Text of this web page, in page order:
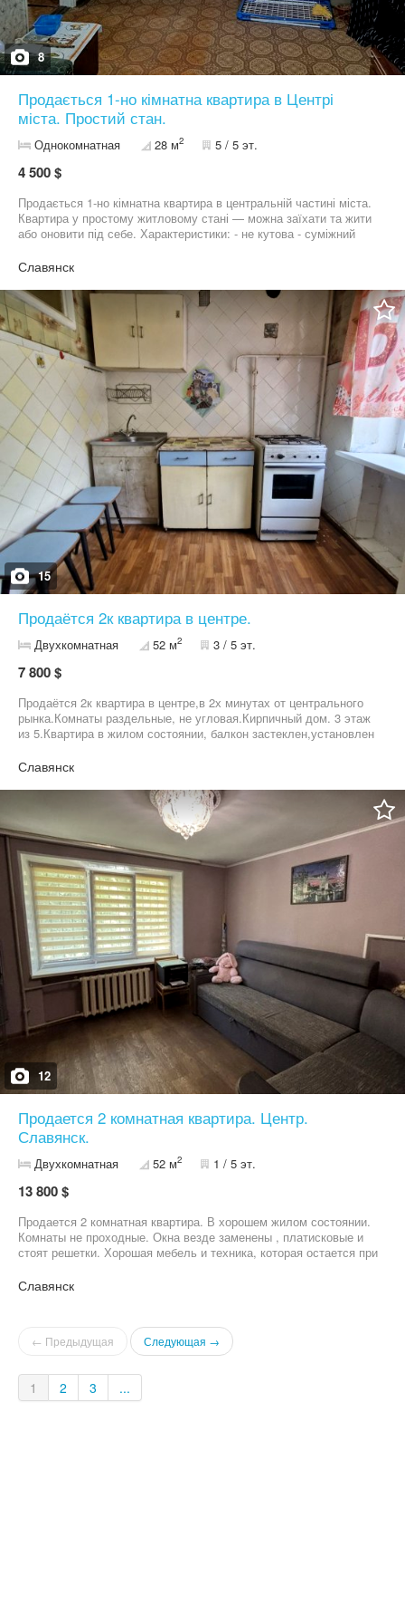
8
Продається 1-но кімнатна квартира в Центрі
міста. Простий стан.
Однокомнатная 28 м2 5 / 5 эт.
4 500 $
Продається 1-но кімнатна квартира в центральній частині міста.
Квартира у простому житловому стані — можна заїхати та жити
або оновити під себе. Характеристики: - не кутова - суміжний
пішій доступності магазини, заклади сфери послуг, зони для
Можливий продаж по сертифікату. Більш детальна інформація
— за телефоном. Телефонуйте, домовимось про перегляд.
Славянск
15
Продаётся 2к квартира в центре.
Двухкомнатная 52 м2 3 / 5 эт.
7 800 $
Продаётся 2к квартира в центре,в 2х минутах от центрального
рынка.Комнаты раздельные, не угловая.Кирпичный дом. 3 этаж
из 5.Квартира в жилом состоянии, балкон застеклен,установлен
Славянск
12
Продается 2 комнатная квартира. Центр.
Славянск.
Двухкомнатная 52 м2 1 / 5 эт.
13 800 $
Продается 2 комнатная квартира. В хорошем жилом состоянии.
Комнаты не проходные. Окна везде заменены , платисковые и
стоят решетки. Хорошая мебель и техника, которая остается при
минут пешком.
Славянск
← Предыдущая Следующая →
1 2 3 ...